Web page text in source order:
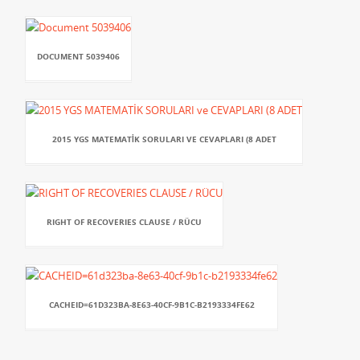
DOCUMENT 5039406
2015 YGS MATEMATİK SORULARI VE CEVAPLARI (8 ADET
RIGHT OF RECOVERIES CLAUSE / RÜCU
CACHEID=61D323BA-8E63-40CF-9B1C-B2193334FE62